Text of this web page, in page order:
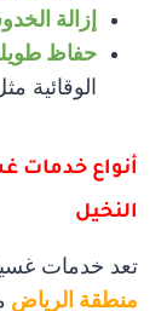
إزالة
حفاظ
الوقائية
أنواع خدمات
النخيل
تعد خدمات
منطقة الرياض